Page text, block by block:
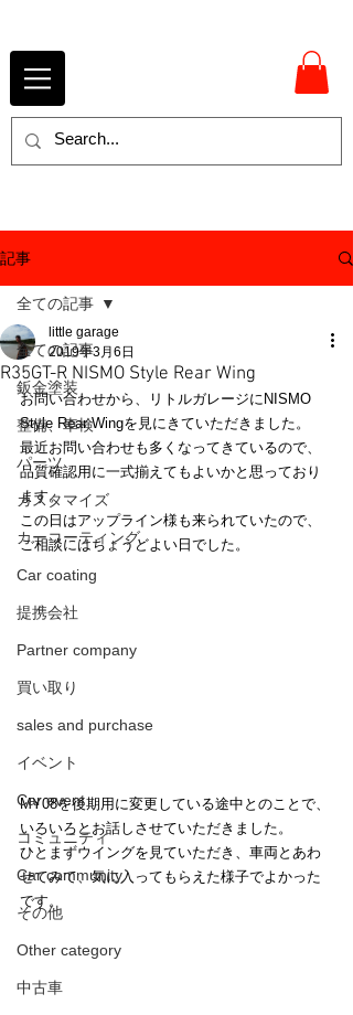
記事
全ての記事
鈑金塗装
整備、車検
パーツ
カスタマイズ
カーコーティング
Car coating
提携会社
Partner company
買い取り
sales and purchase
イベント
Car event
コミュニティ
Car community
その他
Other category
中古車
全ての記事
R35GT-R NISMO Style Rear Wing
little garage
2019年3月6日
お問い合わせから、リトルガレージにNISMO
Style Rear Wingを見にきていただきました。
最近お問い合わせも多くなってきているので、
品質確認用に一式揃えてもよいかと思っており
ます。
この日はアップライン様も来られていたので、
ご相談にはちょうどよい日でした。
MY08を後期用に変更している途中とのことで、
いろいろとお話しさせていただきました。
ひとまずウイングを見ていただき、車両とあわ
せてみて、気に入ってもらえた様子でよかった
です。